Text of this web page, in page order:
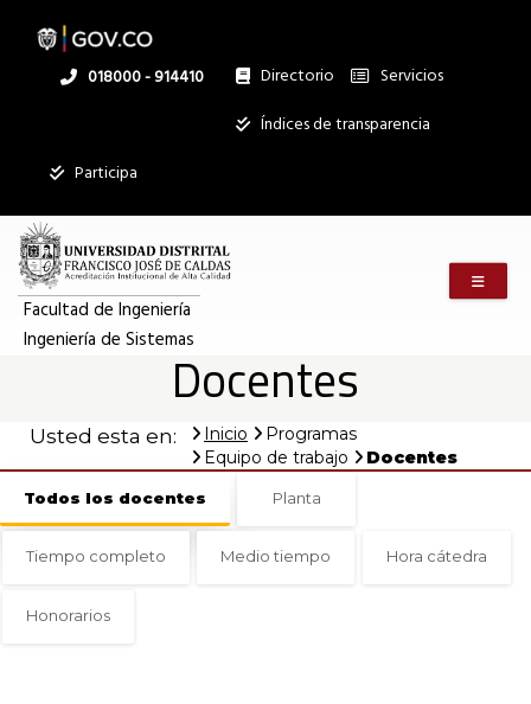
Docentes
Ingeniería
de
Sistemas
contenido
Linea
018000 - 914410 Directorio
Institucional
Servicios
Índices de transparencia
Participa
Facultad de Ingeniería
Ingeniería de Sistemas
Docentes
registros
Buscar:
Servicios
Ningún dato
Mostrando
al
total
Usted esta en: Inicio
Programas
Equipo de trabajo
Docentes
Todos los docentes Planta
Tiempo completo Medio tiempo Hora cátedra
Honorarios